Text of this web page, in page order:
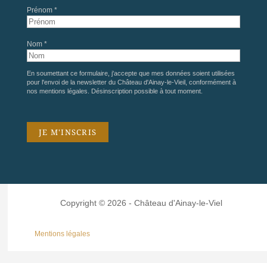
Prénom *
Nom *
En soumettant ce formulaire, j'accepte que mes données soient utilisées
pour l'envoi de la newsletter du Château d'Ainay-le-Vieil, conformément à
nos mentions légales . Désinscription possible à tout moment.
Copyright © 2026 - Château d'Ainay-le-Viel
Mentions légales